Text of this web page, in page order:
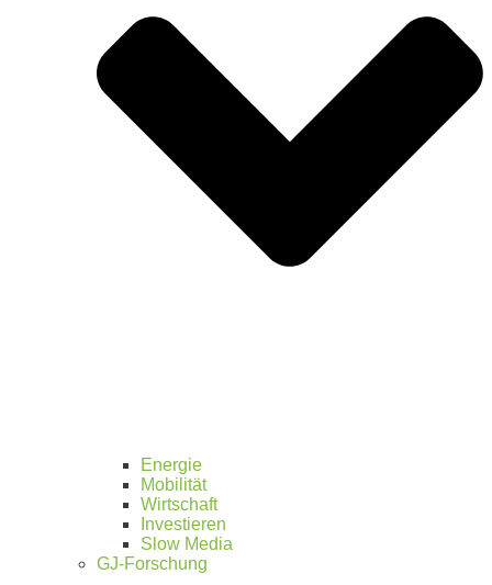
Energie
Mobilität
Wirtschaft
Investieren
Slow Media
GJ-Forschung